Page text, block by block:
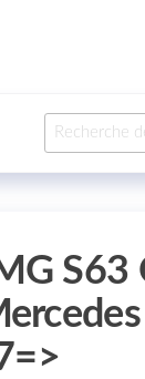
Recherche